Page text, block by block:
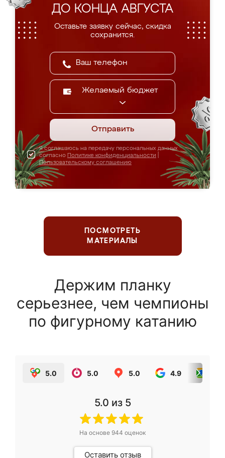
ДО КОНЦА АВГУСТА
Оставьте заявку сейчас, скидка
сохранится.
Желаемый бюджет
Отправить
Я соглашаюсь на передачу персональных данных
согласно Политике конфиденциальности
Пользовательскому соглашению
ПОСМОТРЕТЬ
МАТЕРИАЛЫ
Держим планку
серьезнее, чем чемпионы
по фигурному катанию
5.0 5.0 5.0 4.9
5.0 из 5
На основе 944 оценок
Оставить отзыв